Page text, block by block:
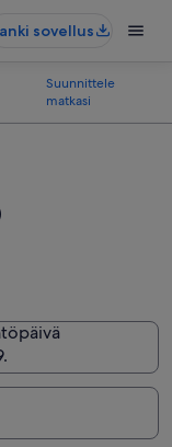
sovellus
Suunnittele
matkasi